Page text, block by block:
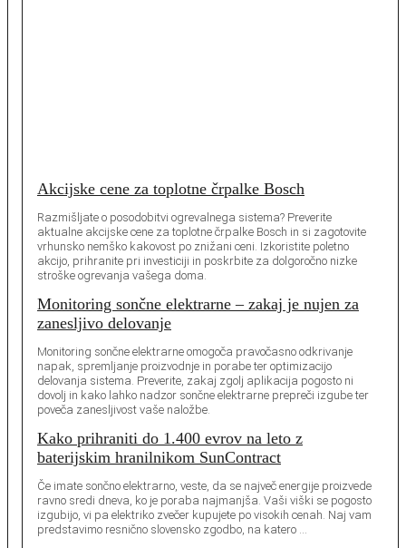
Akcijske cene za toplotne črpalke Bosch
Razmišljate o posodobitvi ogrevalnega sistema? Preverite
aktualne akcijske cene za toplotne črpalke Bosch in si zagotovite
vrhunsko nemško kakovost po znižani ceni. Izkoristite poletno
akcijo, prihranite pri investiciji in poskrbite za dolgoročno nizke
stroške ogrevanja vašega doma.
Monitoring sončne elektrarne – zakaj je nujen za
zanesljivo delovanje
Monitoring sončne elektrarne omogoča pravočasno odkrivanje
napak, spremljanje proizvodnje in porabe ter optimizacijo
delovanja sistema. Preverite, zakaj zgolj aplikacija pogosto ni
dovolj in kako lahko nadzor sončne elektrarne prepreči izgube ter
poveča zanesljivost vaše naložbe.
Kako prihraniti do 1.400 evrov na leto z
baterijskim hranilnikom SunContract
Če imate sončno elektrarno, veste, da se največ energije proizvede
ravno sredi dneva, ko je poraba najmanjša. Vaši viški se pogosto
izgubijo, vi pa elektriko zvečer kupujete po visokih cenah. Naj vam
predstavimo resnično slovensko zgodbo, na katero …